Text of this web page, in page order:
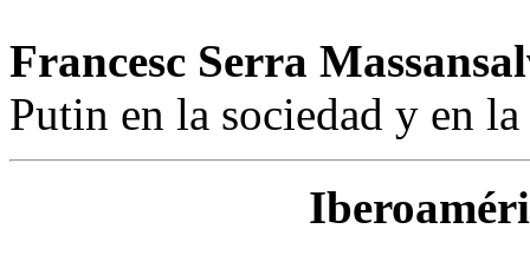
Francesc Serra
Putin en la sociedad y en